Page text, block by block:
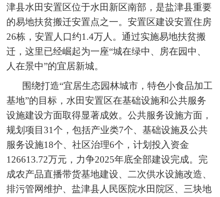
津县水田安置区位于水田新区南部，是盐津县重要
的易地扶贫搬迁安置点之一。安置区建设安置住房
26栋，安置人口约1.4万人。通过实施易地扶贫搬
迁，这里已经崛起为一座“城在绿中、房在园中、
人在景中”的宜居新城。
围绕打造“宜居生态园林城市，特色小食品加工
基地”的目标，水田安置区在基础设施和公共服务
设施建设方面取得显著成效。公共服务设施方面，
规划项目31个，包括产业类7个、基础设施及公共
服务设施18个、社区治理6个，计划投入资金
126613.72万元，力争2025年底全部建设完成。完
成农产品直播带货基地建设、二次供水设施改造、
排污管网维护、盐津县人民医院水田院区、三块地